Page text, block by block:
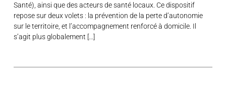
Santé), ainsi que des acteurs de santé locaux. Ce dispositif
repose sur deux volets : la prévention de la perte d’autonomie
sur le territoire, et l’accompagnement renforcé à domicile. Il
s’agit plus globalement […]